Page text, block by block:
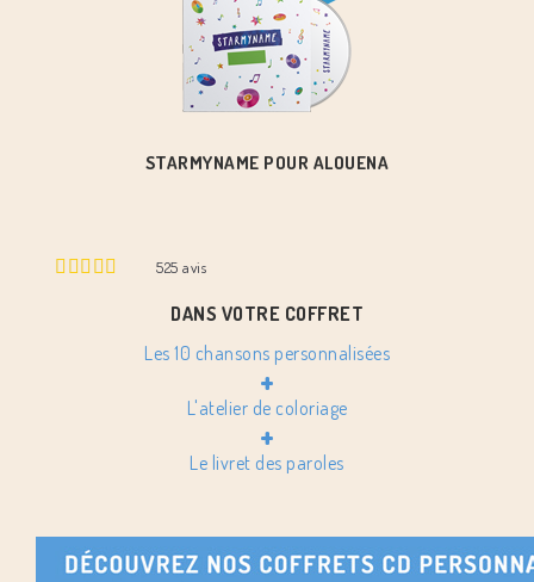
STARMYNAME POUR ALOUENA
525avis
DANS VOTRE COFFRET
Les 10 chansons personnalisées
+
L'atelier de coloriage
+
Le livret des paroles